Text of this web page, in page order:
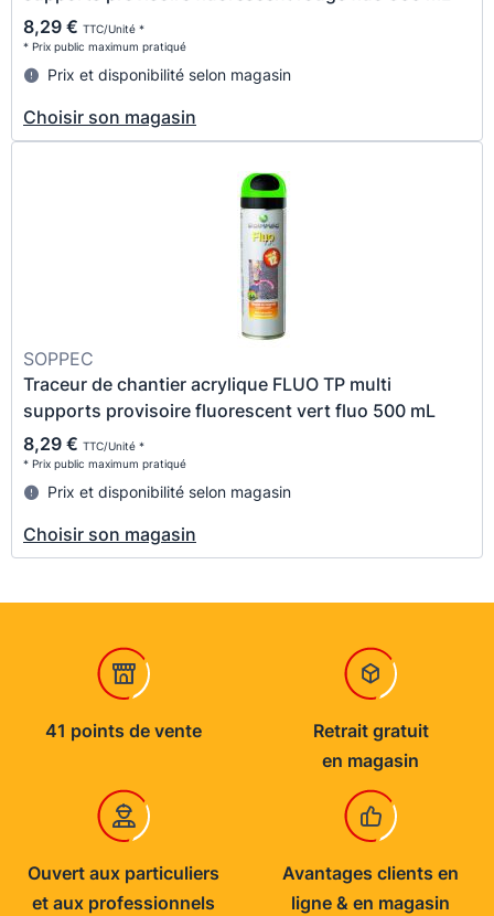
8,29 € TTC/Unité *
* Prix public maximum pratiqué
Prix et disponibilité selon magasin
Choisir son magasin
SOPPEC
Traceur de chantier acrylique FLUO TP multi
supports provisoire fluorescent vert fluo 500 mL
8,29 € TTC/Unité *
* Prix public maximum pratiqué
Prix et disponibilité selon magasin
Choisir son magasin
41 points de vente
Retrait gratuit
en magasin
Ouvert aux particuliers
et aux professionnels
Avantages clients en
ligne & en magasin